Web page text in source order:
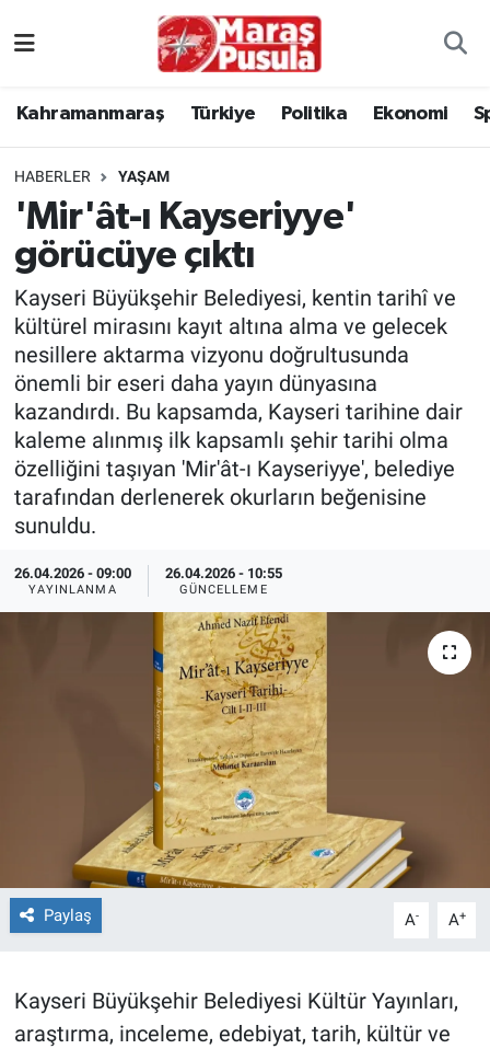
Kahramanmaraş Türkiye Politika Ekonomi
HABERLER YAŞAM
'Mir'ât-ı Kayseriyye'
görücüye çıktı
Kayseri Büyükşehir Belediyesi, kentin tarihî ve
kültürel mirasını kayıt altına alma ve gelecek
nesillere aktarma vizyonu doğrultusunda
önemli bir eseri daha yayın dünyasına
kazandırdı. Bu kapsamda, Kayseri tarihine dair
kaleme alınmış ilk kapsamlı şehir tarihi olma
özelliğini taşıyan 'Mir'ât-ı Kayseriyye', belediye
tarafından derlenerek okurların beğenisine
sunuldu.
26.04.2026 - 09:00
YAYINLANMA
26.04.2026 - 10:55
GÜNCELLEME
Paylaş A- A+
Kayseri Büyükşehir Belediyesi Kültür Yayınları,
araştırma, inceleme, edebiyat, tarih, kültür ve
Türkiye
Politika
Ekonomi
Spor
Kültür Sanat
Sağlık
TEKNOLOJİ
Dünya
Bilim, Teknoloji
ÇEVRE
HABERDE İNSAN
BİLİM VE TEKNOLOJİ
İstanbul Namaz Vakitleri
İstanbul Trafik Yoğunluk Haritası
Süper Lig Puan Durumu ve Fikstür
Tüm Manşetler
Son Dakika Haberleri
Haber Arşivi